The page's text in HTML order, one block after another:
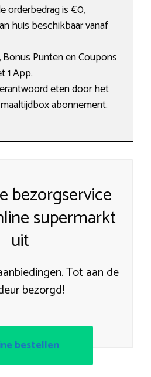
orderbedrag is €0,
huis beschikbaar vanaf
Bonus Punten en Coupons
1 App.
eten door het
abonnement.
bezorgservice
supermarkt
uit
Tot aan de
bezorgd!
bestellen